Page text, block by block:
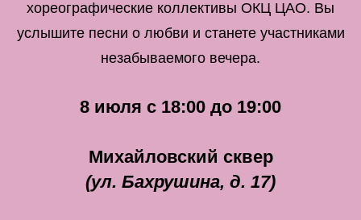
хореографические коллективы ОКЦ ЦАО. Вы
услышите песни о любви и станете участниками
незабываемого вечера.
8 июля с 18:00 до 19:00
Михайловский сквер
(ул. Бахрушина, д. 17)